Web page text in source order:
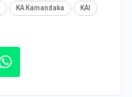
KA Kamandaka KAI